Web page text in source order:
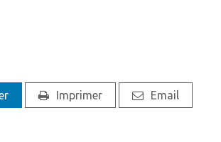
Imprimer Email